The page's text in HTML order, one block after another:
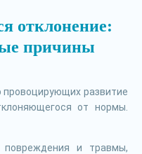
отклонение:
причины
провоцирующих развитие
от нормы.
повреждения и травмы,